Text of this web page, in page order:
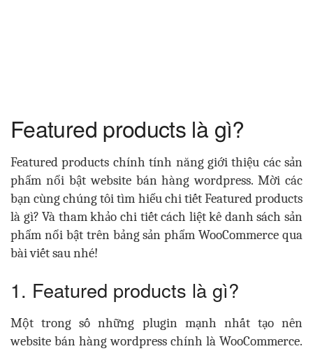
Featured products là gì?
Featured products chính tính năng giới thiệu các sản
phẩm nổi bật website bán hàng wordpress. Mời các
bạn cùng chúng tôi tìm hiểu chi tiết Featured products
là gì? Và tham khảo chi tiết cách liệt kê danh sách sản
phẩm nổi bật trên bảng sản phẩm WooCommerce qua
bài viết sau nhé!
1. Featured products là gì?
Một trong số những plugin mạnh nhất tạo nên
website bán hàng wordpress chính là WooCommerce.